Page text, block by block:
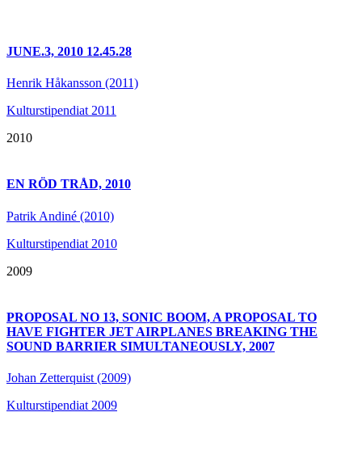
JUNE.3, 2010 12.45.28
Henrik Håkansson (2011)
Kulturstipendiat 2011
2010
EN RÖD TRÅD, 2010
Patrik Andiné (2010)
Kulturstipendiat 2010
2009
PROPOSAL NO 13, SONIC BOOM, A PROPOSAL TO
HAVE FIGHTER JET AIRPLANES BREAKING THE
SOUND BARRIER SIMULTANEOUSLY, 2007
Johan Zetterquist (2009)
Kulturstipendiat 2009